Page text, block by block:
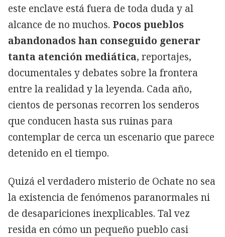
este enclave está fuera de toda duda y al
alcance de no muchos. Pocos pueblos
abandonados han conseguido generar
tanta atención mediática, reportajes,
documentales y debates sobre la frontera
entre la realidad y la leyenda. Cada año,
cientos de personas recorren los senderos
que conducen hasta sus ruinas para
contemplar de cerca un escenario que parece
detenido en el tiempo.
Quizá el verdadero misterio de Ochate no sea
la existencia de fenómenos paranormales ni
de desapariciones inexplicables. Tal vez
resida en cómo un pequeño pueblo casi